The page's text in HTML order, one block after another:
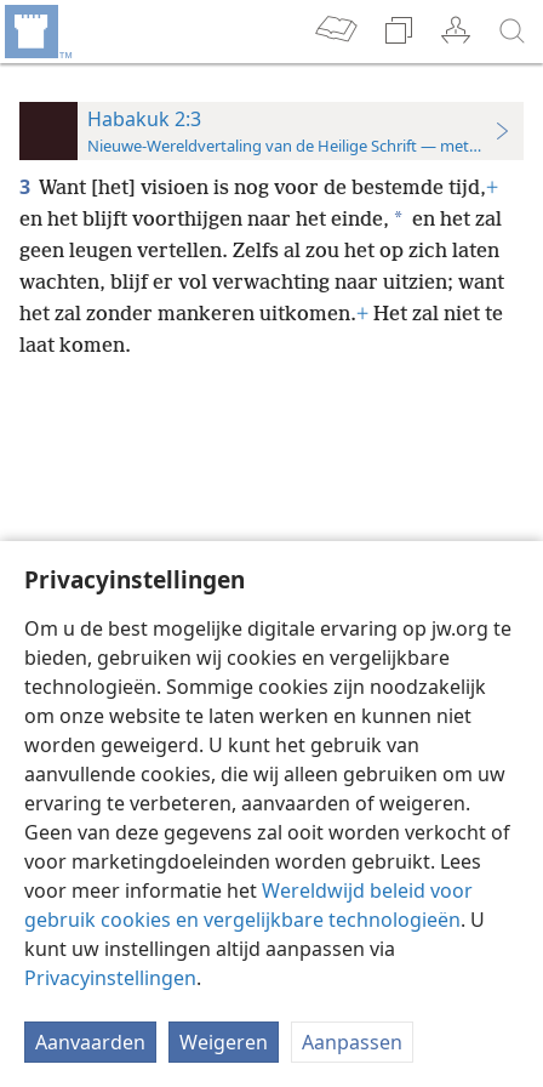
Privacyinstellingen
Om u de best mogelijke digitale ervaring op jw.org te
bieden, gebruiken wij cookies en vergelijkbare
technologieën. Sommige cookies zijn noodzakelijk
om onze website te laten werken en kunnen niet
worden geweigerd. U kunt het gebruik van
aanvullende cookies, die wij alleen gebruiken om uw
ervaring te verbeteren, aanvaarden of weigeren.
Geen van deze gegevens zal ooit worden verkocht of
voor marketingdoeleinden worden gebruikt. Lees
voor meer informatie hetWereldwijd beleid voor
gebruik cookies en vergelijkbare technologieën. U
kunt uw instellingen altijd aanpassen via
Privacyinstellingen.
Aanvaarden Weigeren Aanpassen
Habakuk 2:3
Nieuwe-Wereldvertaling van de Heilige Schrift — met
3 Want [het] visioen is nog voor de bestemde tijd,+
en het blijft voorthijgen naar het einde, * en het zal
geen leugen vertellen. Zelfs al zou het op zich laten
wachten, blijf er vol verwachting naar uitzien; want
het zal zonder mankeren uitkomen.+ Het zal niet te
laat komen.
Nederlands Instellingen
Copyright © 2026 Watch Tower Bible and Tract Society of Pennsylvania
Gebruiksvoorwaarden Privacybeleid
JW.ORG
Inloggen